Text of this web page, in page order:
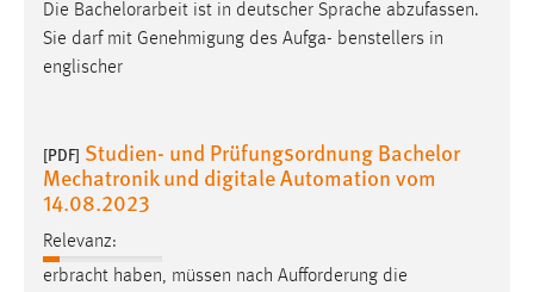
Die Bachelorarbeit ist in deutscher Sprache abzufassen.
Sie darf mit Genehmigung des Aufga- benstellers in
englischer
[PDF] Studien- und Prüfungsordnung Bachelor
Mechatronik und digitale Automation vom
14.08.2023
Relevanz:
erbracht haben, müssen nach Aufforderung die